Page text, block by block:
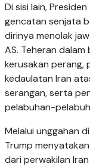
Di sisi lain,
gencatan senjata
dirinya menolak
AS. Teheran
kerusakan perang,
kedaulatan Iran
serangan, serta
pelabuhan-
Melalui unggahan
Trump
dari perwakilan